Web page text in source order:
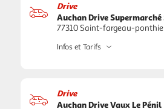
Drive
Auchan Drive
77310 Saint-fargeau-
Infos et Tarifs
Drive
Auchan Drive Vaux Le Pénil